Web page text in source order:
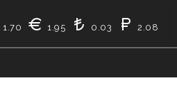
1.70 1.95 0.03 2.08